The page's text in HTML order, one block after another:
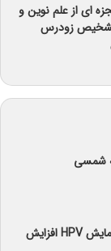
ای از علم نوین و
زودرس
شمسی
چرا میزان تست پاپ اسمیر و آزمایش HPV افزایش